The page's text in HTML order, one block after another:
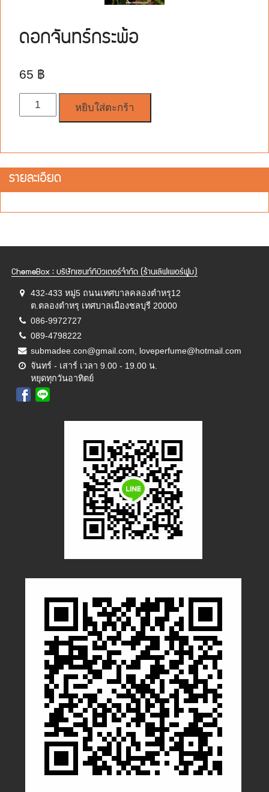
ดอกจันทร์กระพ้อ
65 ฿
จำนวน
หยิบใส่ตะกร้า
รายละเอียด
ChemeBox : บริษัทเซนท์ทิบิวเตอร์จำกัด (ร้านเลิฟเพอร์ฟูม)
432-433 หมู่5 ถนนเทศบาลคลองตำหรุ12
ต.ตลองตำหรุ เทศบาลเมืองชลบุรี 20000
086-9972727
089-4798222
submadee.con@gmail.com, loveperfume@hotmail.com
จันทร์ - เสาร์ เวลา 9.00 - 19.00 น.
หยุดทุกวันอาทิตย์